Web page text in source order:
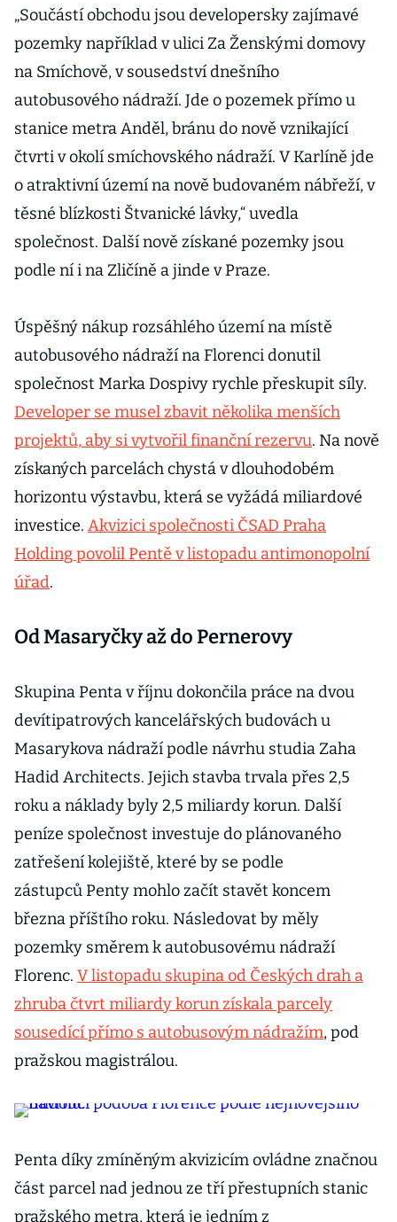
„Součástí obchodu jsou developersky zajímavé
pozemky například v ulici Za Ženskými domovy
na Smíchově, v sousedství dnešního
autobusového nádraží. Jde o pozemek přímo u
stanice metra Anděl, bránu do nově vznikající
čtvrti v okolí smíchovského nádraží. V Karlíně jde
o atraktivní území na nově budovaném nábřeží, v
těsné blízkosti Štvanické lávky,“ uvedla
společnost. Další nově získané pozemky jsou
podle ní i na Zličíně a jinde v Praze.
Úspěšný nákup rozsáhlého území na místě
autobusového nádraží na Florenci donutil
společnost Marka Dospivy rychle přeskupit síly.
Developer se musel zbavit několika menších
projektů, aby si vytvořil finanční rezervu. Na nově
získaných parcelách chystá v dlouhodobém
horizontu výstavbu, která se vyžádá miliardové
investice. Akvizici společnosti ČSAD Praha
Holding povolil Pentě v listopadu antimonopolní
úřad.
Od Masaryčky až do Pernerovy
Skupina Penta v říjnu dokončila práce na dvou
devítipatrových kancelářských budovách u
Masarykova nádraží podle návrhu studia Zaha
Hadid Architects. Jejich stavba trvala přes 2,5
roku a náklady byly 2,5 miliardy korun. Další
peníze společnost investuje do plánovaného
zatřešení kolejiště, které by se podle
zástupců Penty mohlo začít stavět koncem
března příštího roku. Následovat by měly
pozemky směrem k autobusovému nádraží
Florenc. V listopadu skupina od Českých drah a
zhruba čtvrt miliardy korun získala parcely
sousedící přímo s autobusovým nádražím, pod
pražskou magistrálou.
Penta díky zmíněným akvizicím ovládne značnou
část parcel nad jednou ze tří přestupních stanic
pražského metra, která je jedním z